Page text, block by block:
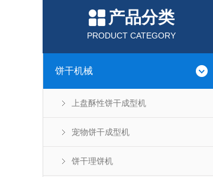
产品分类
PRODUCT CATEGORY
饼干机械
上盘酥性饼干成型机
宠物饼干成型机
饼干理饼机